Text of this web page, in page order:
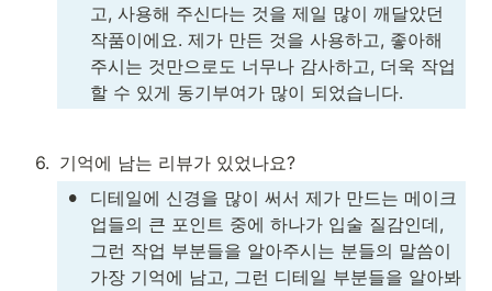
고, 사용해 주신다는 것을 제일 많이 깨달았던
작품이에요. 제가 만든 것을 사용하고, 좋아해
주시는 것만으로도 너무나 감사하고, 더욱 작업
할 수 있게 동기부여가 많이 되었습니다.
6. 기억에 남는 리뷰가 있었나요?
•
디테일에 신경을 많이 써서 제가 만드는 메이크
업들의 큰 포인트 중에 하나가 입술 질감인데,
그런 작업 부분들을 알아주시는 분들의 말씀이
가장 기억에 남고, 그런 디테일 부분들을 알아봐